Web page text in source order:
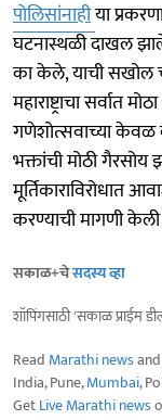
पोलिसांनाहीया
घटनास्थळी दाखल
का केले, याची
महाराष्ट्राचा सर्वात
गणेशोत्सवाच्या केवळ
भक्तांची मोठी
मूर्तिकाराविरोधात
करण्याची मागणी
सकाळ+चेसदस्य व्हा
शॉपिंगसाठी 'सकाळ प्राईम
Read Marathi news
India, Pune,Mumbai,
GetLive Marathi news